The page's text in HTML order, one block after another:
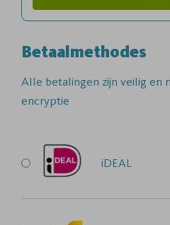
Betaalmethodes
Alle betalingen zijn veilig en
encryptie
iDEAL